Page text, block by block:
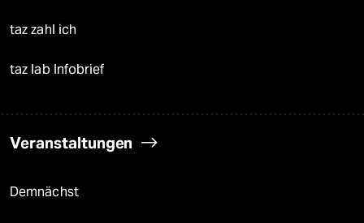
taz zahl ich
taz lab Infobrief
Veranstaltungen
Demnächst